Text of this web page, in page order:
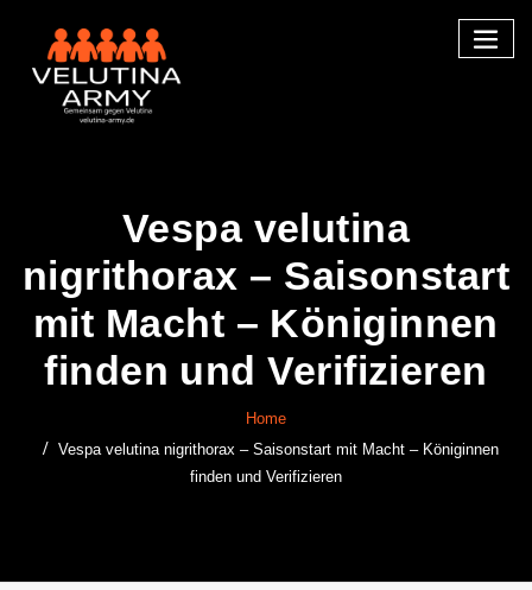
content
Vespa velutina
nigrithorax – Saisonstart
mit Macht – Königinnen
finden und Verifizieren
Home
Vespa velutina nigrithorax – Saisonstart mit Macht – Königinnen
finden und Verifizieren